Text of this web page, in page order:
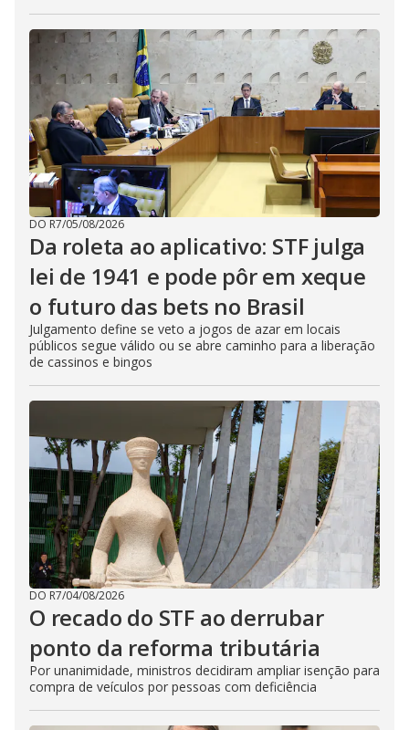
DO R7/05/08/2026
Da roleta ao aplicativo: STF julga
lei de 1941 e pode pôr em xeque
o futuro das bets no Brasil
Julgamento define se veto a jogos de azar em locais
públicos segue válido ou se abre caminho para a liberação
de cassinos e bingos
DO R7/04/08/2026
O recado do STF ao derrubar
ponto da reforma tributária
Por unanimidade, ministros decidiram ampliar isenção para
compra de veículos por pessoas com deficiência